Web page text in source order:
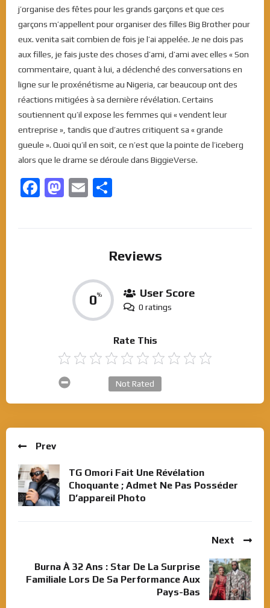
j’organise des fêtes pour les grands garçons et que ces
garçons m’appellent pour organiser des filles Big Brother pour
eux. venita sait combien de fois je l’ai appelée. Je ne dois pas
aux filles, je fais juste des choses d’ami, d’ami avec elles « Son
commentaire, quant à lui, a déclenché des conversations en
ligne sur le proxénétisme au Nigeria, car beaucoup ont des
réactions mitigées à sa dernière révélation. Certains
soutiennent qu’il expose les femmes qui « vendent leur
entreprise », tandis que d’autres critiquent sa « grande
gueule ». Quoi qu’il en soit, ce n’est que la pointe de l’iceberg
alors que le drame se déroule dans BiggieVerse.
Facebook
Mastodon
Email
Reviews
0% User Score
0 ratings
Rate This
Not Rated
Prev
TG Omori Fait Une Révélation
Choquante ; Admet Ne Pas Posséder
D’appareil Photo
Next
Burna À 32 Ans : Star De La Surprise
Familiale Lors De Sa Performance Aux
Pays-Bas